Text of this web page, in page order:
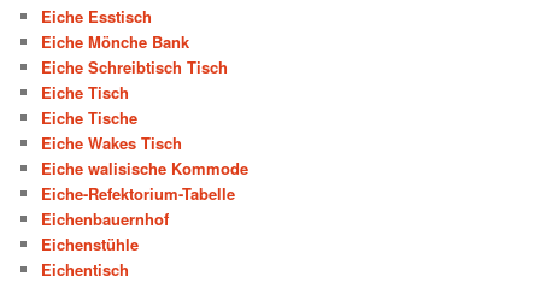
Eiche Esstisch
Eiche Mönche Bank
Eiche Schreibtisch Tisch
Eiche Tisch
Eiche Tische
Eiche Wakes Tisch
Eiche walisische Kommode
Eiche-Refektorium-Tabelle
Eichenbauernhof
Eichenstühle
Eichentisch